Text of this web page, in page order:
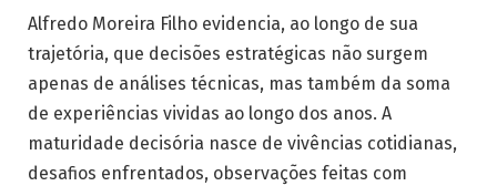
Alfredo Moreira Filho evidencia, ao longo de sua
trajetória, que decisões estratégicas não surgem
apenas de análises técnicas, mas também da soma
de experiências vividas ao longo dos anos. A
maturidade decisória nasce de vivências cotidianas,
desafios enfrentados, observações feitas com